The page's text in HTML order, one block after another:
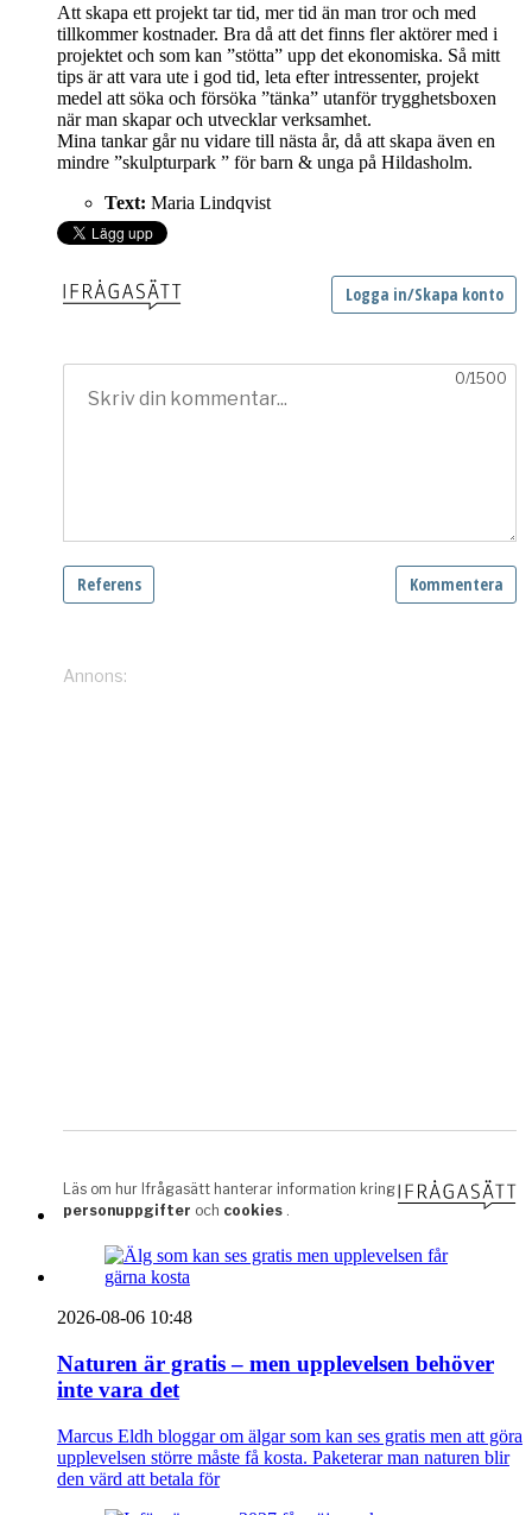
Att skapa ett projekt tar tid, mer tid än man tror och med
tillkommer kostnader. Bra då att det finns fler aktörer med i
projektet och som kan ”stötta” upp det ekonomiska. Så mitt
tips är att vara ute i god tid, leta efter intressenter, projekt
medel att söka och försöka ”tänka” utanför trygghetsboxen
när man skapar och utvecklar verksamhet.
Mina tankar går nu vidare till nästa år, då att skapa även en
mindre ”skulpturpark ” för barn & unga på Hildasholm.
Text: Maria Lindqvist
2026-08-06 10:48
Naturen är gratis – men upplevelsen behöver
inte vara det
Marcus Eldh bloggar om älgar som kan ses gratis men att göra
upplevelsen större måste få kosta. Paketerar man naturen blir
den värd att betala för